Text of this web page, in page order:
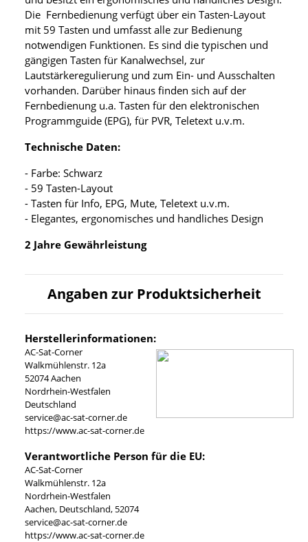
Die Fernbedienung verfügt über ein Tasten-Layout
mit 59 Tasten und umfasst alle zur Bedienung
notwendigen Funktionen. Es sind die typischen und
gängigen Tasten für Kanalwechsel, zur
Lautstärkeregulierung und zum Ein- und Ausschalten
vorhanden. Darüber hinaus finden sich auf der
Fernbedienung u.a. Tasten für den elektronischen
Programmguide (EPG), für PVR, Teletext u.v.m.
Technische Daten:
- Farbe: Schwarz
- 59 Tasten-Layout
- Tasten für Info, EPG, Mute, Teletext u.v.m.
- Elegantes, ergonomisches und handliches Design
2 Jahre Gewährleistung
Angaben zur Produktsicherheit
Herstellerinformationen:
AC-Sat-Corner
Walkmühlenstr. 12a
52074 Aachen
Nordrhein-Westfalen
Deutschland
service@ac-sat-corner.de
https://www.ac-sat-corner.de
Verantwortliche Person für die EU:
AC-Sat-Corner
Walkmühlenstr. 12a
Nordrhein-Westfalen
Aachen, Deutschland, 52074
service@ac-sat-corner.de
https://www.ac-sat-corner.de